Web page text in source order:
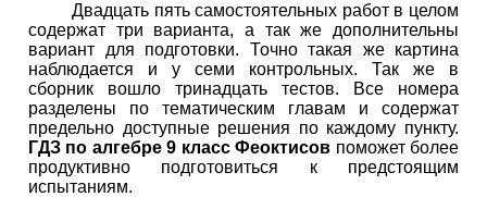
Двадцать пять самостоятельных работ в целом
содержат три варианта, а так же дополнительны
вариант для подготовки. Точно такая же картина
наблюдается и у семи контрольных. Так же в
сборник вошло тринадцать тестов. Все номера
разделены по тематическим главам и содержат
предельно доступные решения по каждому пункту.
ГДЗ по алгебре 9 класс Феоктисов поможет более
продуктивно подготовиться к предстоящим
испытаниям.